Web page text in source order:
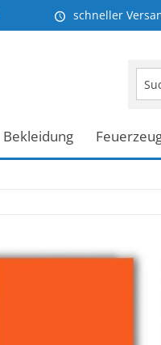
schneller
Bekleidung